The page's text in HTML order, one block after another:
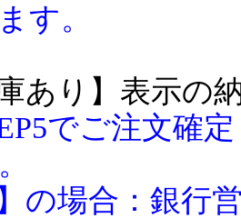
す。
り】表示の
でご注文確
の場合：銀行